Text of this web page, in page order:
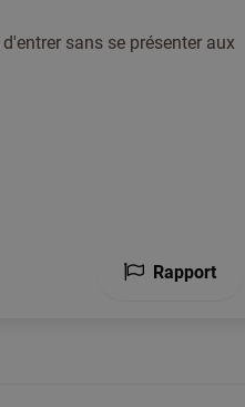
sans se présenter aux
Rapport